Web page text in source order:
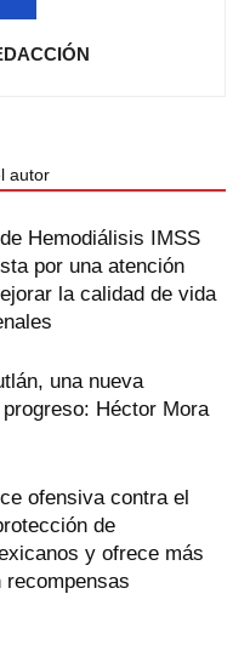
autor
Hemodiálisis IMSS
por una atención
la calidad de vida
una nueva
Héctor Mora
ofensiva contra el
de
y ofrece más
recompensas